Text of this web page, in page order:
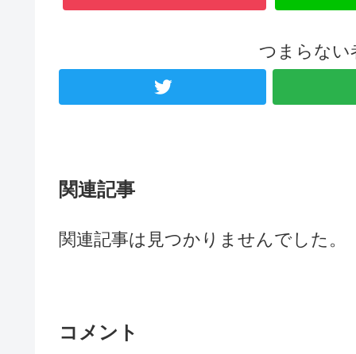
つまらない
関連記事
関連記事は見つかりませんでした。
コメント